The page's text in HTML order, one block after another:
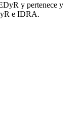
y pertenece y
e IDRA.